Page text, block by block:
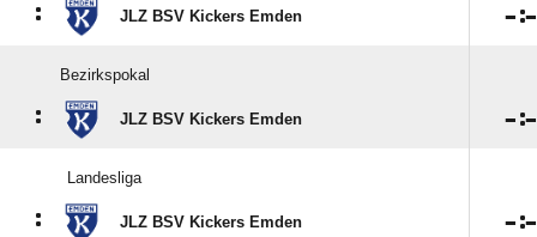
: JLZ BSV Kickers Emden :
Bezirkspokal
: JLZ BSV Kickers Emden :
Landesliga
: JLZ BSV Kickers Emden :